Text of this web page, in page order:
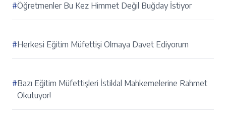
#Öğretmenler Bu Kez Himmet Değil Buğday İstiyor
#Herkesi Eğitim Müfettişi Olmaya Davet Ediyorum
#Bazı Eğitim Müfettişleri İstiklal Mahkemelerine Rahmet
Okutuyor!